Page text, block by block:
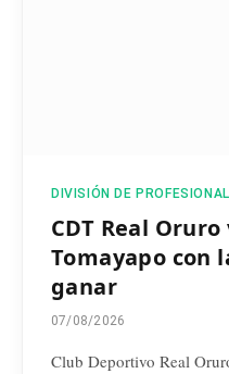
DIVISIÓN DE
CDT Real
Tomayapo con
ganar
07/08/2026
Club Deportivo Real